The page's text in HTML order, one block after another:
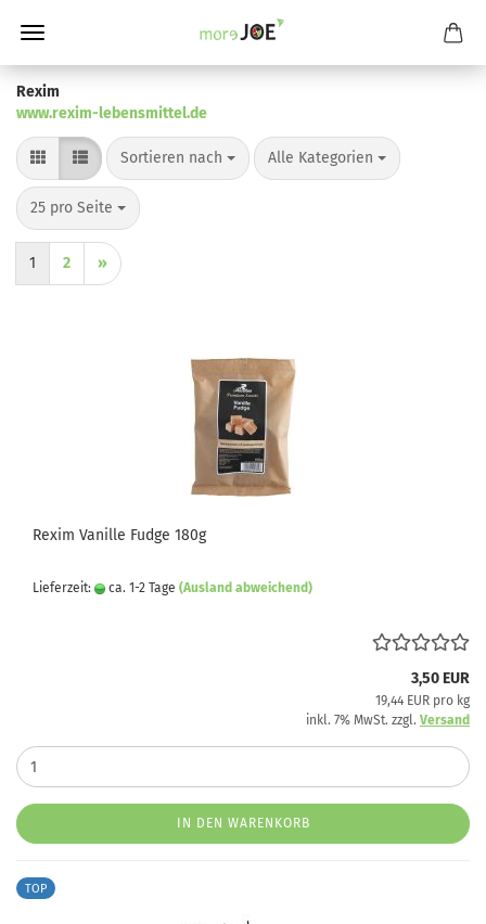
Rexim
www.rexim-lebensmittel.de
Sortieren nach
Sortieren nach Alle Kategorien
pro Seite
25 pro Seite
pro Seite
1 2 »
Rexim Vanille Fudge 180g
Lieferzeit: ca. 1-2 Tage (Ausland abweichend)
3,50 EUR
19,44 EUR pro kg
inkl. 7% MwSt. zzgl. Versand
IN DEN WARENKORB
TOP